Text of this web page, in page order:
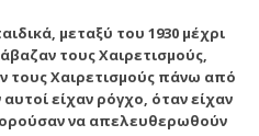
μεταξύ του 1930 μέχρι
τους Χαιρετισμούς,
τους Χαιρετισμούς πάνω από
είχαν ρόγχο, όταν είχαν
να απελευθερωθούν